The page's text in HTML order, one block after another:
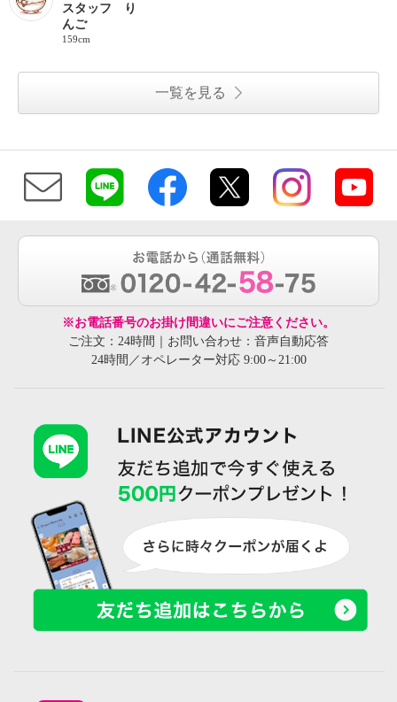
スタッフ り
んご
159cm
一覧を見る
※お電話番号のお掛け間違いにご注意ください。
ご注文：24時間｜お問い合わせ：音声自動応答
24時間／オペレーター対応 9:00～21:00